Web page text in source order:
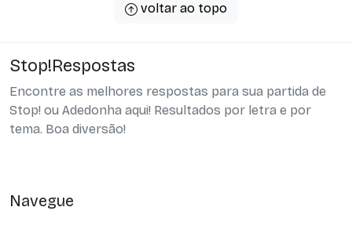
voltar ao topo
Stop!Respostas
Encontre as melhores respostas para sua partida de
Stop! ou Adedonha aqui! Resultados por letra e por
tema. Boa diversão!
Navegue